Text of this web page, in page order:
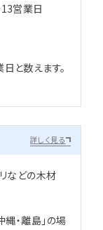
営業日
と数えます。
詳しく見る
などの木材
縄・離島」の場